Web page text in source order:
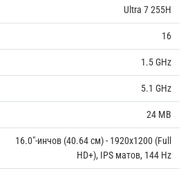
Ultra 7 255H
16
1.5 GHz
5.1 GHz
24 MB
16.0"-инчов (40.64 см) - 1920x1200 (Full
HD+), IPS матов, 144 Hz